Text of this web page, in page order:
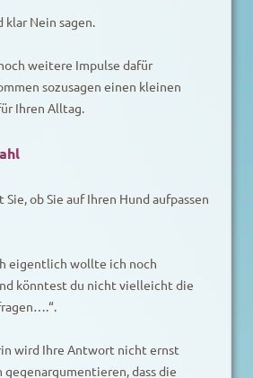
klar Nein sagen.
weitere Impulse dafür
sozusagen einen kleinen
Ihren Alltag.
ob Sie auf Ihren Hund aufpassen
eigentlich wollte ich noch
könntest du nicht vielleicht die
wird Ihre Antwort nicht ernst
gegenargumentieren, dass die